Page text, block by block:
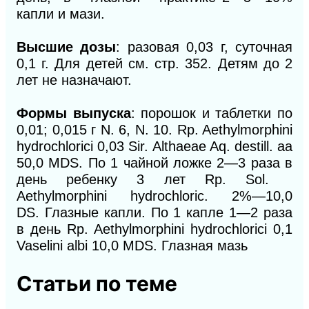
капли и мази.
Высшие дозы: разовая 0,03 г, суточная
0,1 г. Для детей см. стр. 352. Детям до 2
лет не назначают.
Формы выпуска: порошок и таблетки по
0,01; 0,015 г N. 6, N. 10. Rp. Aethylmorphini
hydrochlorici 0,03 Sir. Althaeae Aq. destill. aa
50,0 MDS. По 1 чайной ложке 2—3 раза в
день ребенку 3 лет Rp. Sol.
Aethylmorphini hydrochloric. 2%—10,0
DS. Глазные капли. По 1 капле 1—2 раза
в день Rp. Aethylmorphini hydrochlorici 0,1
Vaselini albi 10,0 MDS. Глазная мазь
Статьи по теме